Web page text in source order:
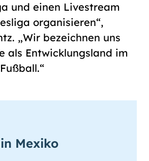
und einen Livestream
organisieren“,
„Wir bezeichnen uns
als Entwicklungsland im
Mexiko